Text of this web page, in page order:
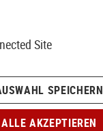
Site
SPEICHERN
ALLE AKZEPTIEREN